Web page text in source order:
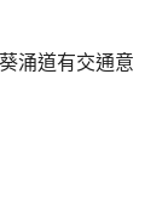
涌道有交通意